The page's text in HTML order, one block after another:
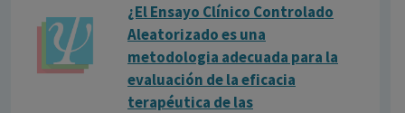
¿El Ensayo Clínico Controlado
Aleatorizado es una
metodologia adecuada para la
evaluación de la eficacia
terapéutica de las